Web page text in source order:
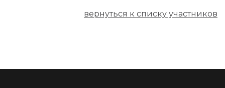
вернуться к списку участников